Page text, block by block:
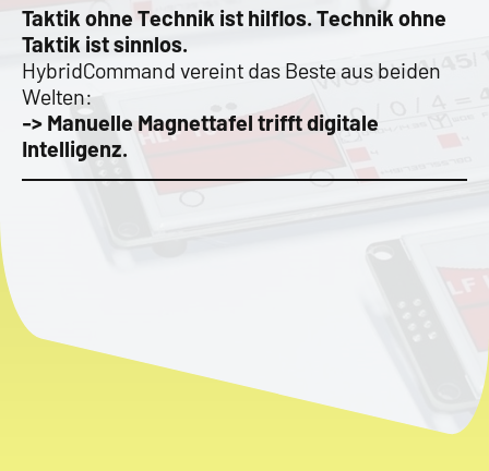
Taktik ohne Technik ist hilflos. Technik ohne
Taktik ist sinnlos.
HybridCommand vereint das Beste aus beiden
Welten:
-> Manuelle Magnettafel trifft digitale
Intelligenz.